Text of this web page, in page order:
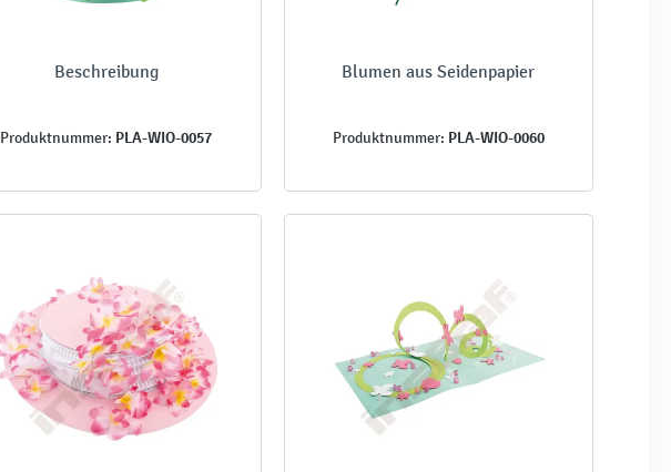
Beschreibung
Produktnummer: PLA-WIO-0057
Blumen aus Seidenpapier
Produktnummer: PLA-WIO-0060